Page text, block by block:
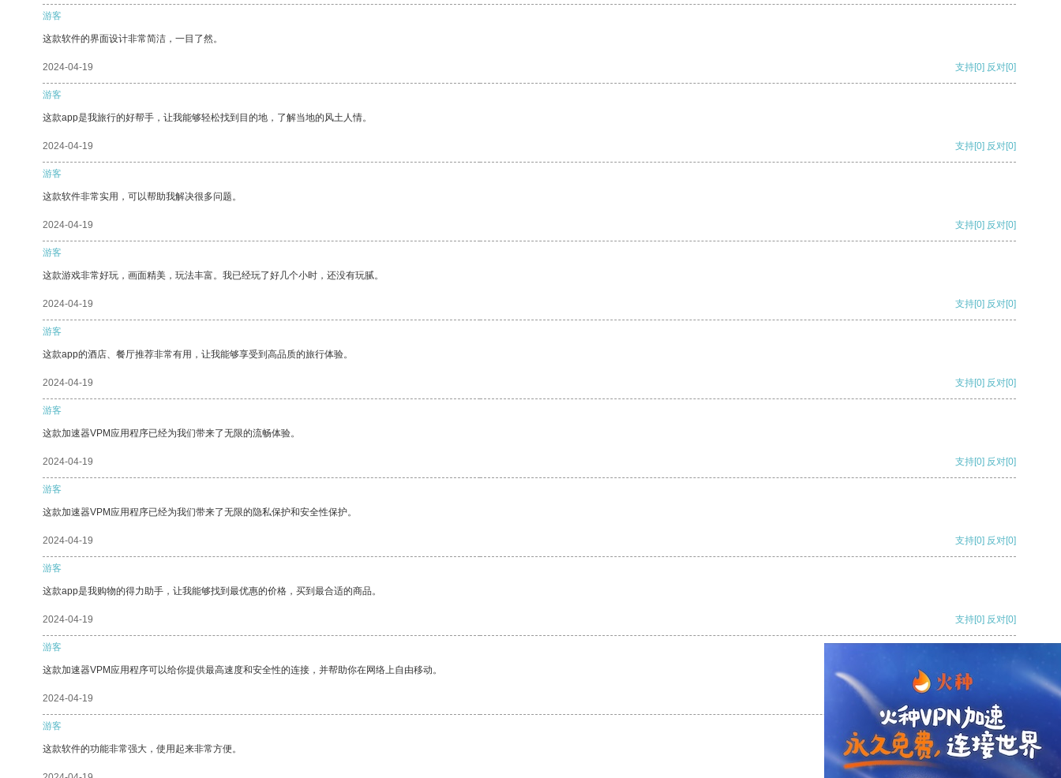
游客
这款软件的界面设计非常简洁，一目了然。
2024-04-19 支持[0] 反对[0]
游客
这款app是我旅行的好帮手，让我能够轻松找到目的地，了解当地的风土人情。
2024-04-19 支持[0] 反对[0]
游客
这款软件非常实用，可以帮助我解决很多问题。
2024-04-19 支持[0] 反对[0]
游客
这款游戏非常好玩，画面精美，玩法丰富。我已经玩了好几个小时，还没有玩腻。
2024-04-19 支持[0] 反对[0]
游客
这款app的酒店、餐厅推荐非常有用，让我能够享受到高品质的旅行体验。
2024-04-19 支持[0] 反对[0]
游客
这款加速器VPM应用程序已经为我们带来了无限的流畅体验。
2024-04-19 支持[0] 反对[0]
游客
这款加速器VPM应用程序已经为我们带来了无限的隐私保护和安全性保护。
2024-04-19 支持[0] 反对[0]
游客
这款app是我购物的得力助手，让我能够找到最优惠的价格，买到最合适的商品。
2024-04-19 支持[0] 反对[0]
游客
这款加速器VPM应用程序可以给你提供最高速度和安全性的连接，并帮助你在网络上自由移动。
2024-04-19
游客
这款软件的功能非常强大，使用起来非常方便。